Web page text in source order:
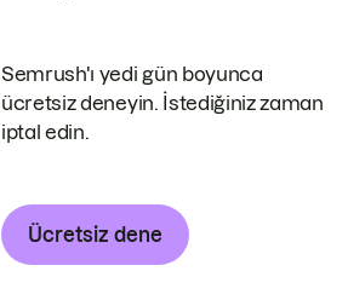
Semrush'ı yedi gün boyunca
ücretsiz deneyin. İstediğiniz zaman
iptal edin.
Ücretsiz dene